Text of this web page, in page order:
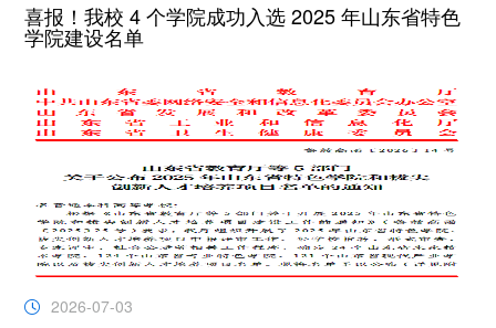
喜报！我校 4 个学院成功入选 2025 年山东省特色
学院建设名单
2026-07-03